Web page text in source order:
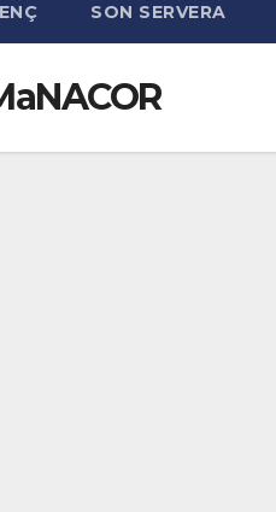
SON SERVERA